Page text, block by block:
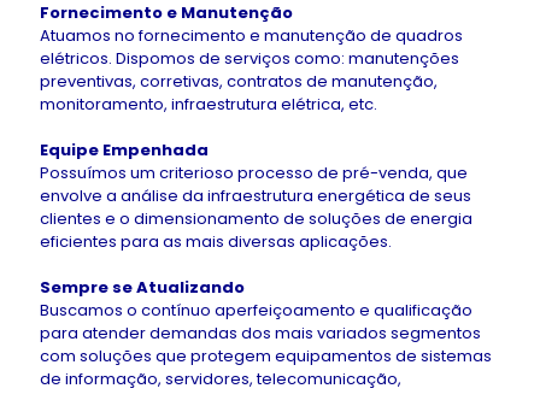
Fornecimento e Manutenção
Atuamos no fornecimento e manutenção de quadros
elétricos. Dispomos de serviços como: manutenções
preventivas, corretivas, contratos de manutenção,
monitoramento, infraestrutura elétrica, etc.
Equipe Empenhada
Possuímos um criterioso processo de pré-venda, que
envolve a análise da infraestrutura energética de seus
clientes e o dimensionamento de soluções de energia
eficientes para as mais diversas aplicações.
Sempre se Atualizando
Buscamos o contínuo aperfeiçoamento e qualificação
para atender demandas dos mais variados segmentos
com soluções que protegem equipamentos de sistemas
de informação, servidores, telecomunicação,